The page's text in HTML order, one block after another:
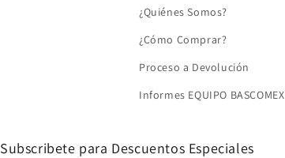
¿Quiénes Somos?
¿Cómo Comprar?
Proceso a Devolución
Informes EQUIPO BASCOMEX
Subscribete para Descuentos Especiales